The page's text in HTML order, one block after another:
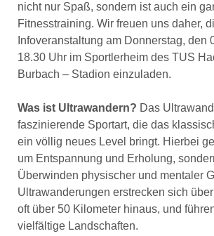
nicht nur Spaß, sondern ist auch ein
Fitnesstraining. Wir freuen uns daher,
Infoveranstaltung am Donnerstag, den
18.30 Uhr im Sportlerheim des TUS
Burbach – Stadion einzuladen.
Was ist Ultrawandern? Das
faszinierende Sportart, die das
ein völlig neues Level bringt. Hierbei
um Entspannung und Erholung,
Überwinden physischer und mentaler
Ultrawanderungen erstrecken sich
oft über 50 Kilometer hinaus, und
vielfältige Landschaften.